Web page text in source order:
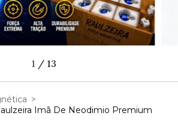
1 / 13
>
Imã De Neodimio Premium